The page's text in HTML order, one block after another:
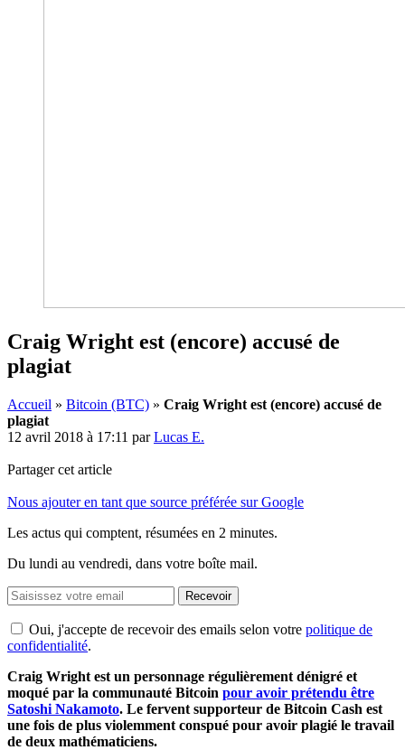
Craig Wright est (encore) accusé de
plagiat
Accueil » Bitcoin (BTC) » Craig Wright est (encore) accusé de
plagiat
12 avril 2018 à 17:11 parLucas E.
Partager cet article
Nous ajouter en tant que source préférée sur Google
Les actus qui comptent, résumées en 2 minutes.
Du lundi au vendredi, dans votre boîte mail.
Recevoir
Oui, j'accepte de recevoir des emails selon votre politique de
confidentialité.
Craig Wright est un personnage régulièrement dénigré et
moqué par la communauté Bitcoin pour avoir prétendu être
Satoshi Nakamoto. Le fervent supporteur de Bitcoin Cash est
une fois de plus violemment conspué pour avoir plagié le travail
de deux mathématiciens.